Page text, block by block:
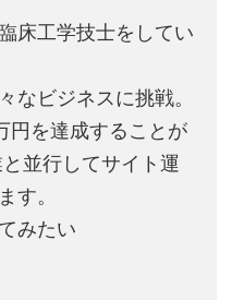
床工学技士をしてい
なビジネスに挑戦。
円を達成することが
並行してサイト運
す。
みたい